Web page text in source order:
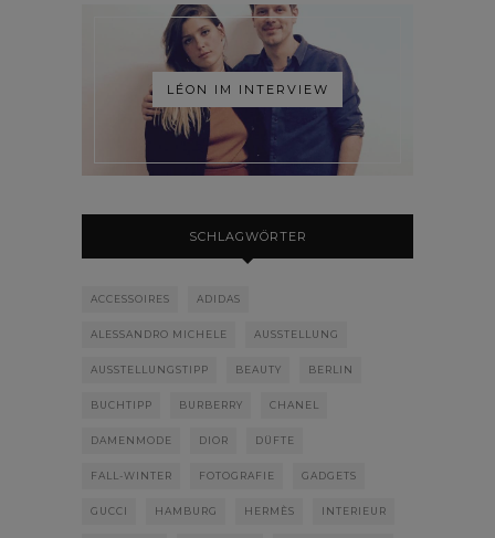
LÉON IM INTERVIEW
SCHLAGWÖRTER
ACCESSOIRES ADIDAS
ALESSANDRO MICHELE AUSSTELLUNG
AUSSTELLUNGSTIPP BEAUTY BERLIN
BUCHTIPP BURBERRY CHANEL
DAMENMODE DIOR DÜFTE
FALL-WINTER FOTOGRAFIE GADGETS
GUCCI HAMBURG HERMÈS INTERIEUR